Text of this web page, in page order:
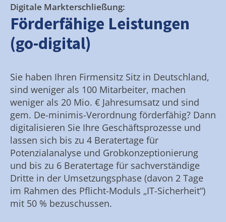
Digitale Markterschließung:
Förderfähige Leistungen
(go-digital)
Sie haben Ihren Firmensitz Sitz in Deutschland,
sind weniger als 100 Mitarbeiter, machen
weniger als 20 Mio. € Jahresumsatz und sind
gem. De-minimis-Verordnung förderfähig? Dann
digitalisieren Sie Ihre Geschäftsprozesse und
lassen sich bis zu 4 Beratertage für
Potenzialanalyse und Grobkonzeptionierung
und bis zu 6 Beratertage für sachverständige
Dritte in der Umsetzungsphase (davon 2 Tage
im Rahmen des Pflicht-Moduls „IT-Sicherheit“)
mit 50 % bezuschussen.